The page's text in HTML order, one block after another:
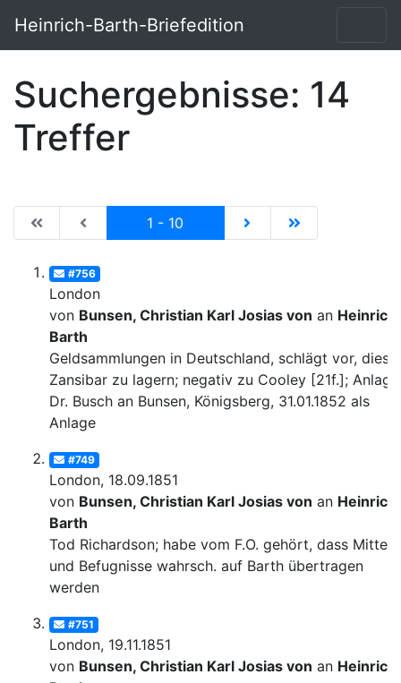
Heinrich-Barth-Briefedition
Suchergebnisse: 14
Treffer
|de:Erste Seite|en:First results page|
|de:Vorhergehende Seite|en:Previous results
1 - 10 |de:Nächste
|de:Letzte
#756
London
von Bunsen, Christian Karl Josias von an Heinrich
Barth
Geldsammlungen in Deutschland, schlägt vor, diese
Zansibar zu lagern; negativ zu Cooley [21f.];
Dr. Busch an Bunsen, Königsberg, 31.01.1852 als
Anlage
#749
London, 18.09.1851
von Bunsen, Christian Karl Josias von an Heinrich
Barth
Tod Richardson; habe vom F.O. gehört, dass Mittel
und Befugnisse wahrsch. auf Barth übertragen
werden
#751
London, 19.11.1851
von Bunsen, Christian Karl Josias von an Heinrich